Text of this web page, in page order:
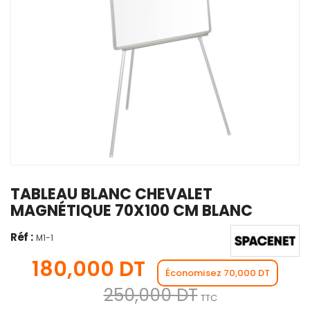
TABLEAU BLANC CHEVALET
MAGNÉTIQUE 70X100 CM BLANC
Réf : M1-1
180,000 DT Économisez 70,000 DT
250,000 DT TTC